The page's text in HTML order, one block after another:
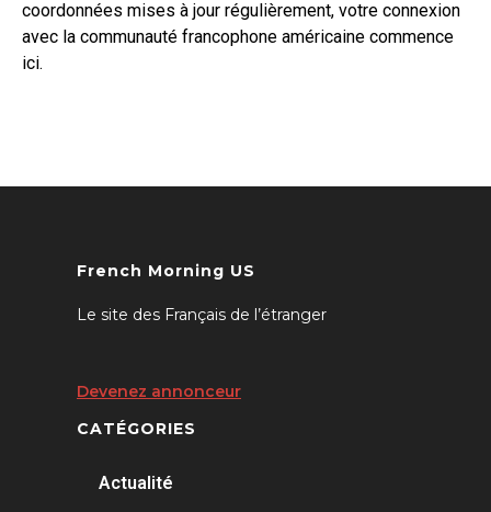
coordonnées mises à jour régulièrement, votre connexion
avec la communauté francophone américaine commence
ici.
French Morning US
Le site des Français de l’étranger
Devenez annonceur
CATÉGORIES
Actualité